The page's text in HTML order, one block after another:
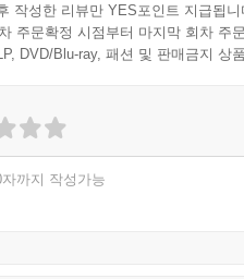
메모의 품질
구 태도의 차이
를 쌓는 작은 습관
다음 선택지, 장비 기술자의 긴
지니어의 깊이
·공정·품질·영업기술의 갈림길
작성한 리뷰만 YES포인트 지급됩니
주문확정 시점부터 마지막 회차 주
DVD/Blu-ray, 패션 및 판매금지 상
까지 작성가능